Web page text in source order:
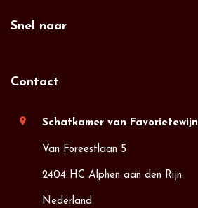
Snel naar
Contact
location_on Schatkamer van Favorietewijn
Van Foreestlaan 5
2404 HC Alphen aan den Rijn
Nederland